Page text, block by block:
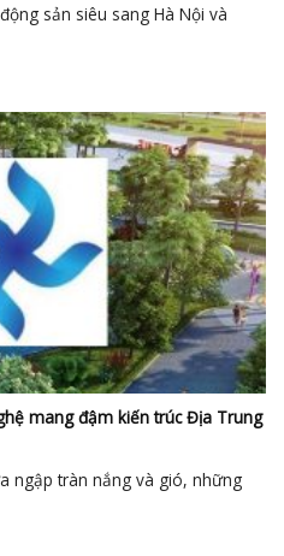
sản siêu sang Hà Nội và
mang đậm kiến trúc Địa Trung
ngập tràn nắng và gió, những